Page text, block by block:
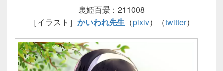
裏姫百景：211008
［イラスト］ かいわれ先生（pixiv）（twitter）